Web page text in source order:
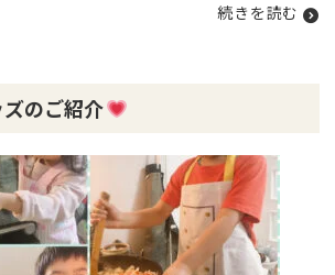
続きを読む
のご紹介